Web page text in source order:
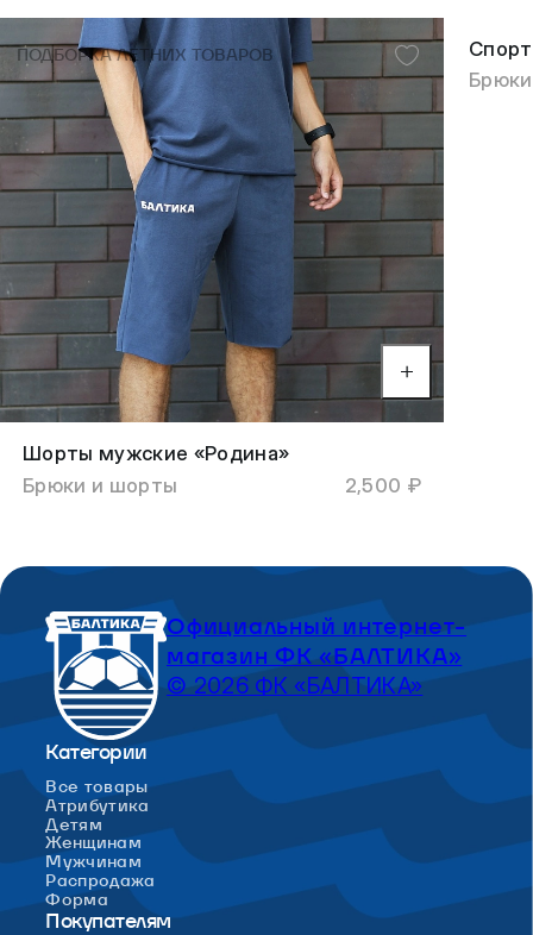
ПОДБОРКА ЛЕТНИХ ТОВАРОВ
Шорты мужские «Родина»
Брюки и шорты
2,500 ₽
Официальный интернет-
магазин ФК «БАЛТИКА»
© 2026 ФК «БАЛТИКА»
Категории
Все товары
Атрибутика
Детям
Женщинам
Мужчинам
Распродажа
Форма
Покупателям